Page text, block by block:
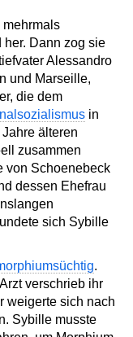
mehrmals
Dann zog sie
Alessandro
und Marseille,
die dem
in
älteren
zusammen
von Schoenebeck
dessen Ehefrau
sich Sybille
.
verschrieb ihr
weigerte sich nach
Sybille musste